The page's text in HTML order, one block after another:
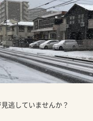
逃していませんか？